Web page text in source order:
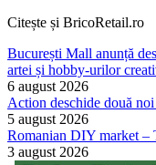
Citește și BricoRetail.ro
București Mall anunță
artei și hobby-urilor
6 august 2026
Action deschide două
5 august 2026
Romanian DIY market –
3 august 2026